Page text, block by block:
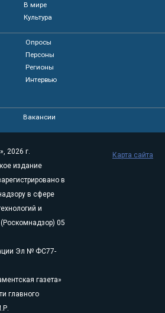
В мире
Культура
Опросы
Персоны
Регионы
Интервью
Вакансии
2026 г.
издание
в
в сфере
и
05
Эл № ФС77-
газета»
главного
Карта сайта